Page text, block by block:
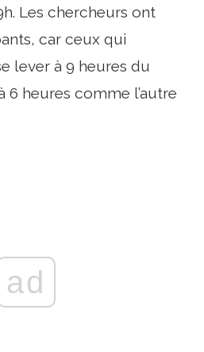
Les chercheurs ont
car ceux qui
lever à 9 heures du
6 heures comme l’autre
ad